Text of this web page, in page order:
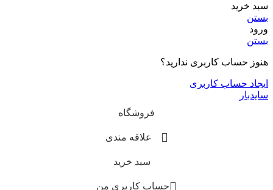
سبد خرید
بستن
ورود
بستن
هنوز حساب کاربری ندارید؟
ایجاد حساب کاربری
سایدبار
فروشگاه
علاقه مندی
سبد خرید
حساب کاربری من